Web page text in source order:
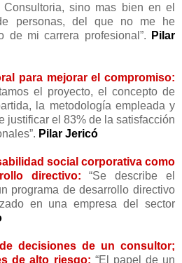
sino mas bien en el
personas, del que no me he
de mi carrera profesional”.
Pilar
para mejorar el compromiso:
el proyecto, el concepto de
la metodología empleada y
justificar el 83% de la satisfacción
Pilar Jericó
social corporativa como
directivo: “Se describe el
programa de desarrollo directivo
en una empresa del sector
decisiones de un consultor;
de alto riesgo: “El papel de un